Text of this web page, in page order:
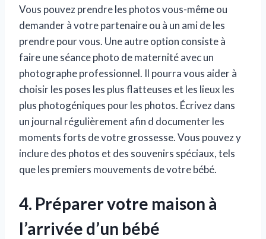
Vous pouvez prendre les photos vous-même ou
demander à votre partenaire ou à un ami de les
prendre pour vous. Une autre option consiste à
faire une séance photo de maternité avec un
photographe professionnel. Il pourra vous aider à
choisir les poses les plus flatteuses et les lieux les
plus photogéniques pour les photos. Écrivez dans
un journal régulièrement afin d documenter les
moments forts de votre grossesse. Vous pouvez y
inclure des photos et des souvenirs spéciaux, tels
que les premiers mouvements de votre bébé.
4. Préparer votre maison à
l’arrivée d’un bébé